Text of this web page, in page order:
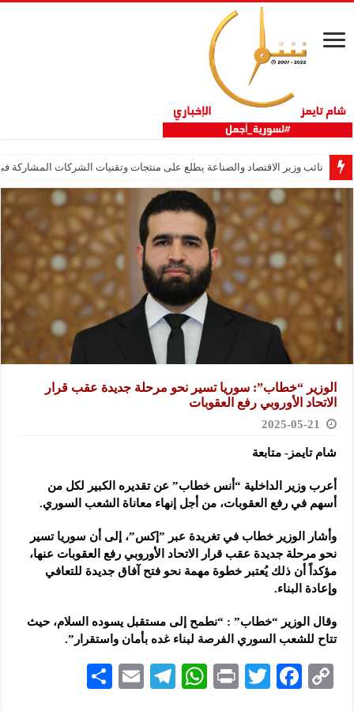
نائب وزير الاقتصاد والصناعة يطلع على منتجات وتقنيات الشركات المشاركة في
الوزير “خطاب”: سوريا تسير نحو مرحلة جديدة عقب قرار
الاتحاد الأوروبي رفع العقوبات
2025-05-21
شام تايمز- متابعة
أعرب وزير الداخلية “أنس خطاب” عن تقديره الكبير لكل من
أسهم في رفع العقوبات، من أجل إنهاء معاناة الشعب السوري.
وأشار الوزير خطاب في تغريدة عبر ”إكس”، إلى أن سوريا تسير
نحو مرحلة جديدة عقب قرار الاتحاد الأوروبي رفع العقوبات عنها،
مؤكداً أن ذلك يُعتبر خطوة مهمة نحو فتح آفاق جديدة للتعافي
وإعادة البناء.
وقال الوزير “خطاب” : “نطمح إلى مستقبل يسوده السلام، حيث
تتاح للشعب السوري الفرصة لبناء غده بأمان واستقرار”.
C
F
T
P
W
Te
E